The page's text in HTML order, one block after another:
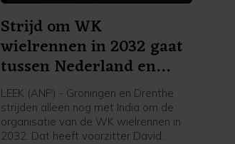
Strijd om WK
wielrennen in 2032 gaat
tussen Nederland en
India
LEEK (ANP) - Groningen en Drenthe
strijden alleen nog met India om de
organisatie van de WK wielrennen in
2032. Dat heeft voorzitter David